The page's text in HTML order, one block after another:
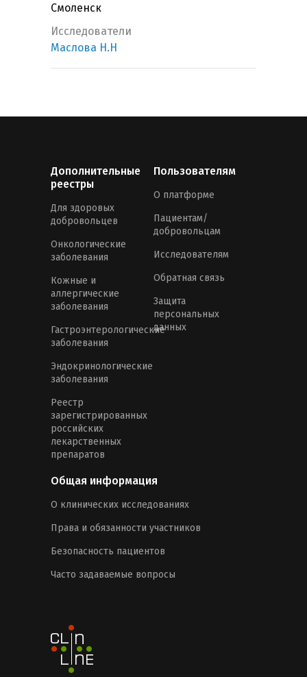
Смоленск
Исследователи
Маслова Н.Н
Дополнительные
реестры
Для здоровых
добровольцев
Онкологические
заболевания
Кожные и
аллергические
заболевания
Гастроэнтерологические
заболевания
Эндокринологические
заболевания
Реестр
зарегистрированных
российских
лекарственных
препаратов
Пользователям
О платформе
Пациентам/
добровольцам
Исследователям
Обратная связь
Защита
персональных
данных
Общая информация
О клинических исследованиях
Права и обязанности участников
Безопасность пациентов
Часто задаваемые вопросы